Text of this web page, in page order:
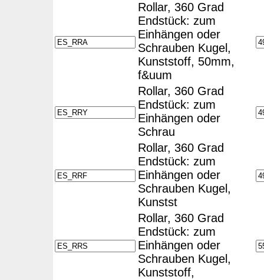
Rollar, 360 Grad
Endstück: zum
Einhängen oder
Schrauben Kugel,
Kunststoff, 50mm,
f&uum
Rollar, 360 Grad
Endstück: zum
Einhängen oder
Schrau
Rollar, 360 Grad
Endstück: zum
Einhängen oder
Schrauben Kugel,
Kunstst
Rollar, 360 Grad
Endstück: zum
Einhängen oder
Schrauben Kugel,
Kunststoff,